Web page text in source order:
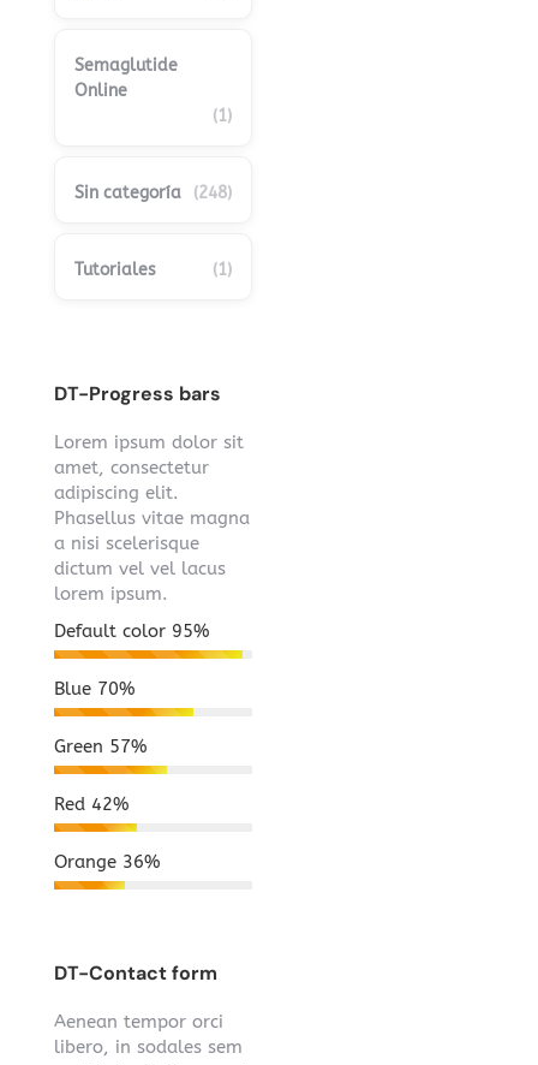
Semaglutide
Online
(1)
Sin categoría (248)
Tutoriales (1)
DT-Progress bars
Lorem ipsum dolor sit
amet, consectetur
adipiscing elit.
Phasellus vitae magna
a nisi scelerisque
dictum vel vel lacus
lorem ipsum.
Default color 95%
Blue 70%
Green 57%
Red 42%
Orange 36%
DT-Contact form
Aenean tempor orci
libero, in sodales sem